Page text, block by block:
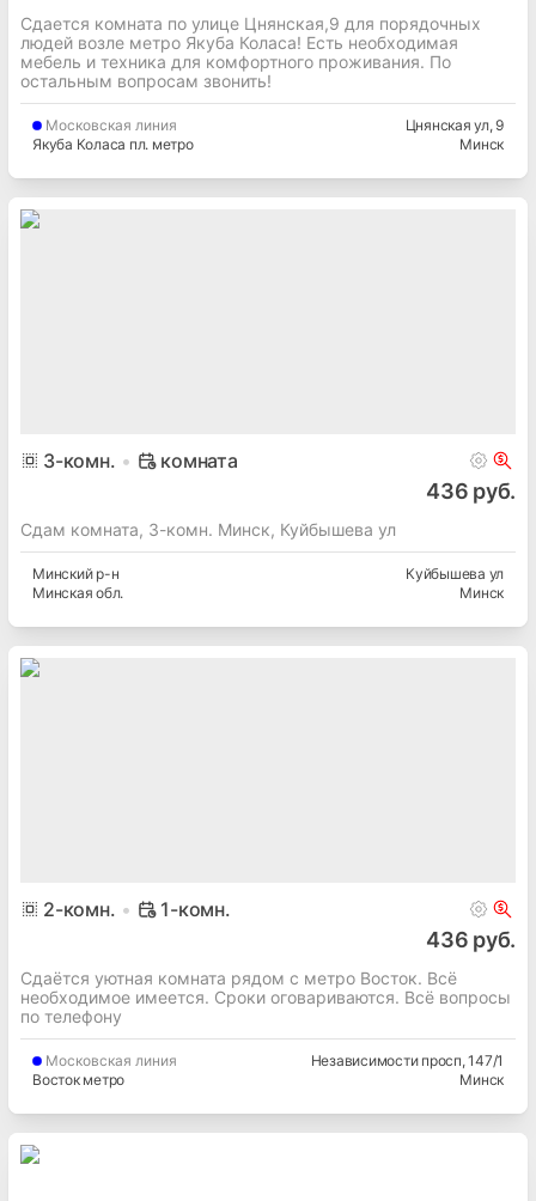
Сдается комната по улице Цнянская,9 для порядочных
людей возле метро Якуба Коласа! Есть необходимая
мебель и техника для комфортного проживания. По
остальным вопросам звонить!
Московская линия
Якуба Коласа пл. метро
Цнянская ул, 9
Минск
3-комн. комната
436 руб.
Сдам комната, 3-комн. Минск, Куйбышева ул
Минскийр-н
Минская обл.
Куйбышева ул
Минск
2-комн. 1-комн.
436 руб.
Сдаётся уютная комната рядом с метро Восток. Всё
необходимое имеется. Сроки оговариваются. Всё вопросы
по телефону
Московская линия
Восток метро
Независимости просп, 147/1
Минск